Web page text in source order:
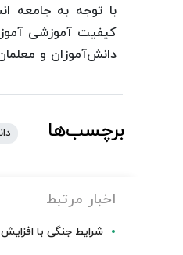
با توجه به جامعه
کیفیت آموزشی
دانش‌آموزان و
برچسب‌ها
اخبار مرتبط
شرایط جنگی با